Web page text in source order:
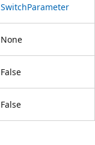
SwitchParameter
None
False
False